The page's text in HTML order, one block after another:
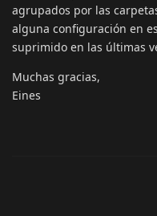
agrupados por las
alguna configuración en
suprimido en las últimas
Muchas gracias,
Eines